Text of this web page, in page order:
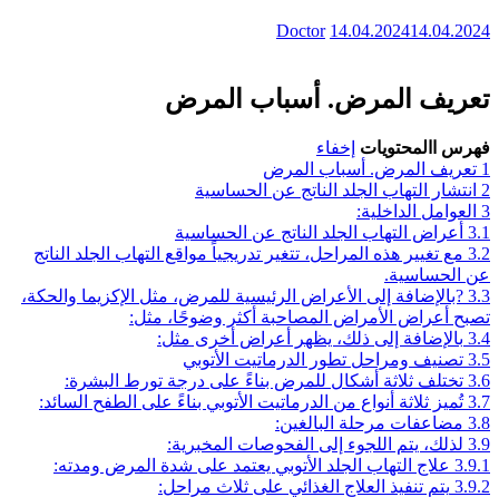
14.04.202414.04.2024
Doctor
تعريف المرض. أسباب المرض
فهرس االمحتويات إخفاء
1 تعريف المرض. أسباب المرض
2 انتشار التهاب الجلد الناتج عن الحساسية
3 العوامل الداخلية:
3.1 أعراض التهاب الجلد الناتج عن الحساسية
3.2 مع تغيير هذه المراحل، تتغير تدريجياً مواقع التهاب الجلد الناتج
عن الحساسية.
3.3 ?بالإضافة إلى الأعراض الرئيسية للمرض، مثل الإكزيما والحكة،
تصبح أعراض الأمراض المصاحبة أكثر وضوحًا، مثل:
3.4 بالإضافة إلى ذلك، يظهر أعراض أخرى مثل:
3.5 تصنيف ومراحل تطور الدرماتيت الأتوبي
3.6 تختلف ثلاثة أشكال للمرض بناءً على درجة تورط البشرة:
3.7 تُميز ثلاثة أنواع من الدرماتيت الأتوبي بناءً على الطفح السائد:
3.8 مضاعفات مرحلة البالغين:
3.9 لذلك، يتم اللجوء إلى الفحوصات المخبرية:
3.9.1 علاج التهاب الجلد الأتوبي يعتمد على شدة المرض ومدته:
3.9.2 يتم تنفيذ العلاج الغذائي على ثلاث مراحل: